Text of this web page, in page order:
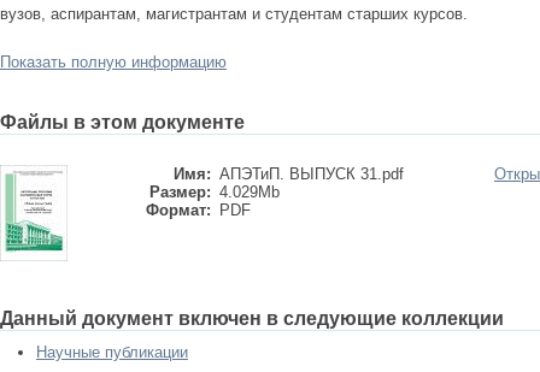
вузов, аспирантам, магистрантам и студентам старших курсов.
Показать полную информацию
Файлы в этом документе
Имя: АПЭТиП. ВЫПУСК 31.pdf
Размер: 4.029Mb
Формат:
PDF
Данный документ включен в следующие коллекции
Научные публикации